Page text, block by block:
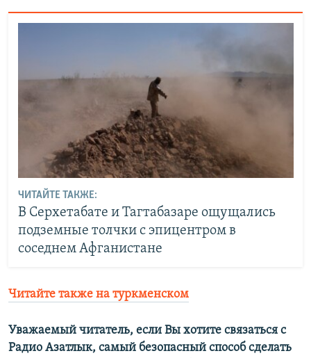
ЧИТАЙТЕ ТАКЖЕ:
В Серхетабате и Тагтабазаре ощущались
подземные толчки с эпицентром в
соседнем Афганистане
Читайте также на туркменском
Уважаемый читатель, если Вы хотите связаться с
Радио Азатлык, самый безопасный способ сделать